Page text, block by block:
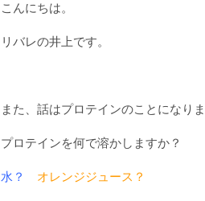
こんにちは。
リバレの井上です。
また、話はプロテインのことになり
プロテインを何で溶かしますか？
水？ オレンジジュース？